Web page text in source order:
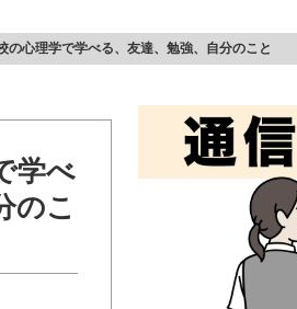
の心理学で学べる、友達、勉強、自分のこと
学べ
のこ